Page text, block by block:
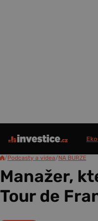
/Podcasty a videa/NA BURZE
Manažer,
Tour de